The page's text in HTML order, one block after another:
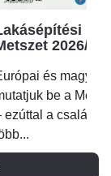
2026/2.
és magyar
be a
ezúttal a családi